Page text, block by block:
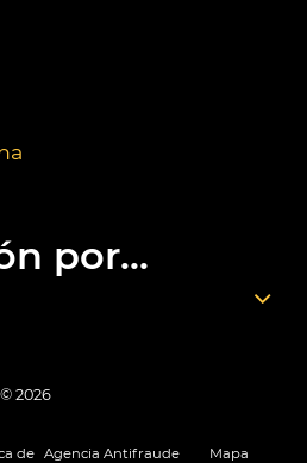
por...
2026
de Agencia Antifraude Mapa